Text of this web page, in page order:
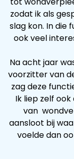
zodat ik als
slag kon. In die
ook veel
Na acht jaar
voorzitter van
zag deze
Ik liep zelf
van
aansloot bij
voelde dan